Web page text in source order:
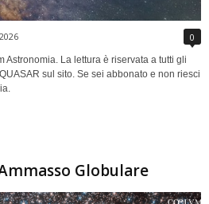
0
La lettura è riservata a tutti gli
sul sito. Se sei abbonato e non riesci
Globulare